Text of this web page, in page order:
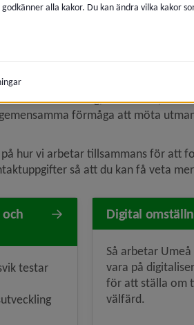
jämställt, klimatneutralt och
med företag, universitet,
förmåga att möta
hur vi arbetar tillsammans för att
så att du kan få veta
testar
Digital
Så arbetar
vara på
för att ställa om
välfärd.
alla kakor. Du kan ändra vilka kakor